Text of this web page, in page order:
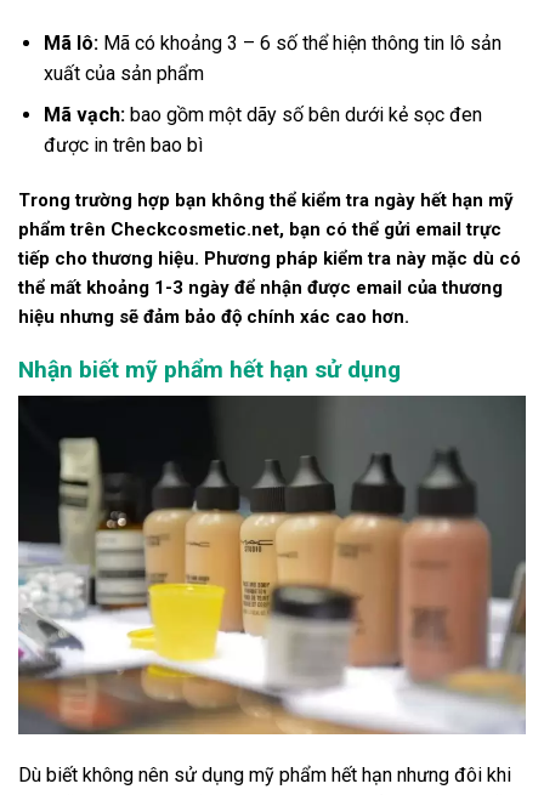
Mã lô:Mã có khoảng 3 – 6 số thể hiện thông tin lô sản
xuất của sản phẩm
Mã vạch:bao gồm một dãy số bên dưới kẻ sọc đen
được in trên bao bì
Trong trường hợp bạn không thể kiểm tra ngày hết hạn mỹ
phẩm trên Checkcosmetic.net, bạn có thể gửi email trực
tiếp cho thương hiệu. Phương pháp kiểm tra này mặc dù có
thể mất khoảng 1-3 ngày để nhận được email của thương
hiệu nhưng sẽ đảm bảo độ chính xác cao hơn.
Nhận biết mỹ phẩm hết hạn sử dụng
Dù biết không nên sử dụng mỹ phẩm hết hạn nhưng đôi khi